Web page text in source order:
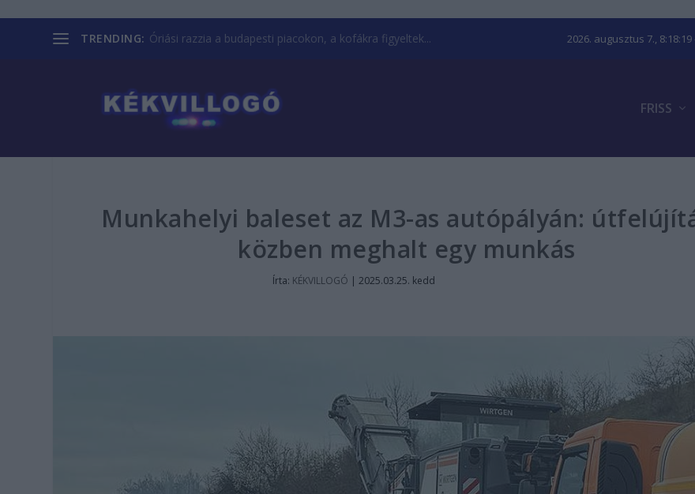
TRENDING: Óriási razzia a budapesti piacokon, a kofákra figyeltek... 2026. augusztus 7., 8:18:20
FRISS
Munkahelyi baleset az M3-as autópályán:
közben meghalt egy munkás
Írta: KÉKVILLOGÓ |2025.03.25. kedd